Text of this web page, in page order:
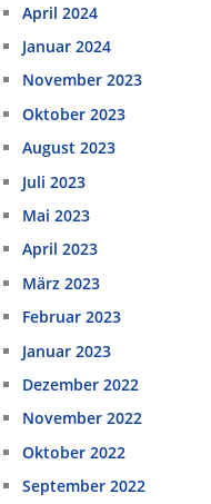
April 2024
Januar 2024
November 2023
Oktober 2023
August 2023
Juli 2023
Mai 2023
April 2023
März 2023
Februar 2023
Januar 2023
Dezember 2022
November 2022
Oktober 2022
September 2022